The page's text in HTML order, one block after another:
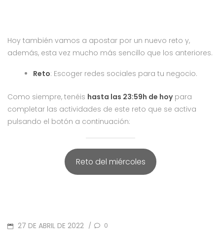
Hoy también vamos a apostar por un nuevo reto y,
además, esta vez mucho más sencillo que los anteriores.
Reto: Escoger redes sociales para tu negocio.
Como siempre, tenéis hasta las 23:59h de hoypara
completar las actividades de este reto que se activa
pulsando el botón a continuación:
Reto del miércoles
POSTED
27 DE ABRIL DE 2022 / 0